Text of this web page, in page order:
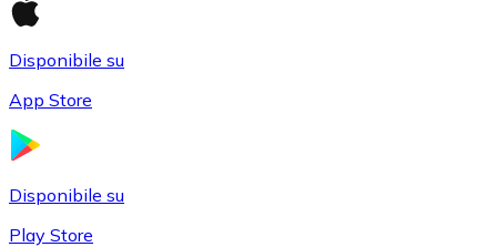
Disponibile su
App Store
Disponibile su
Play Store